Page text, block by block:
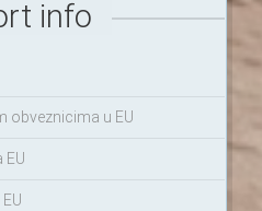
info
obveznicima u EU
EU